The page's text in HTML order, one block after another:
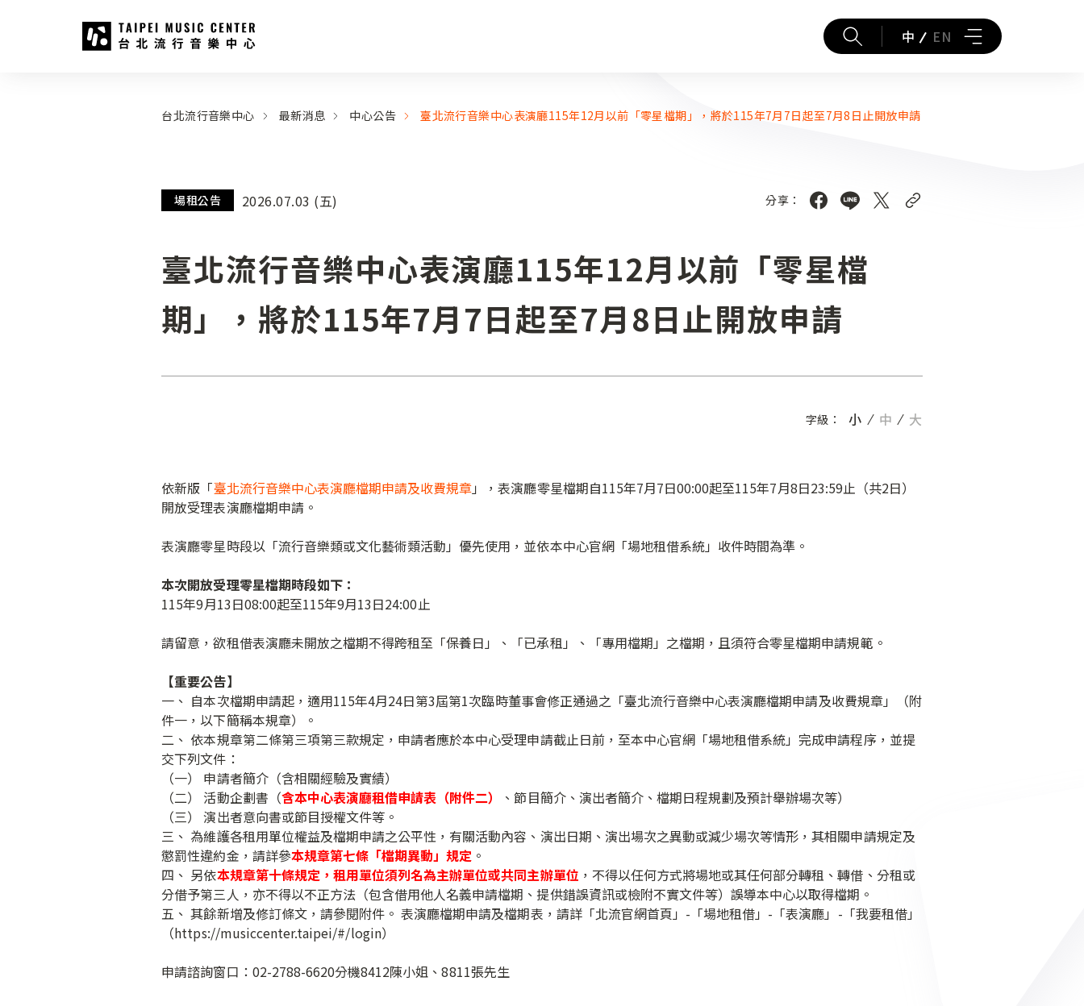
::: 中 EN
台北流行音樂中心 最新消息 中心公告 臺北流行音樂中心表演廳115年12月以前「零星檔期」，將於115年7月7日起至7月8日止開放申請
場租公告 2026.07.03 (五) 分享：
臺北流行音樂中心表演廳115年12月以前「零星檔
期」，將於115年7月7日起至7月8日止開放申請
字級： 小 中 大
依新版「臺北流行音樂中心表演廳檔期申請及收費規章」，表演廳零星檔期自115年7月7日00:00起至115年7月8日23:59止（共2日）
開放受理表演廳檔期申請。
表演廳零星時段以「流行音樂類或文化藝術類活動」優先使用，並依本中心官網「場地租借系統」收件時間為準。
本次開放受理零星檔期時段如下：
115年9月13日08:00起至115年9月13日24:00止
請留意，欲租借表演廳未開放之檔期不得跨租至「保養日」、「已承租」、「專用檔期」之檔期，且須符合零星檔期申請規範。
【重要公告】
一、 自本次檔期申請起，適用115年4月24日第3屆第1次臨時董事會修正通過之「臺北流行音樂中心表演廳檔期申請及收費規章」（附
件一，以下簡稱本規章）。
二、 依本規章第二條第三項第三款規定，申請者應於本中心受理申請截止日前，至本中心官網「場地租借系統」完成申請程序，並提
交下列文件：
（一） 申請者簡介（含相關經驗及實績）
（二） 活動企劃書（含本中心表演廳租借申請表（附件二）
、節目簡介、演出者簡介、檔期日程規劃及預計舉辦場次等）
（三） 演出者意向書或節目授權文件等。
三、 為維護各租用單位權益及檔期申請之公平性，有關活動內容、演出日期、演出場次之異動或減少場次等情形，其相關申請規定及
懲罰性違約金，請詳參本規章第七條「檔期異動」規定 。
四、 另依本規章第十條規定，租用單位須列名為主辦單位或共同主辦單位 ，不得以任何方式將場地或其任何部分轉租、轉借、分租或
分借予第三人，亦不得以不正方法（包含借用他人名義申請檔期、提供錯誤資訊或檢附不實文件等）誤導本中心以取得檔期。
五、 其餘新增及修訂條文，請參閱附件。 表演廳檔期申請及檔期表，請詳「北流官網首頁」-「場地租借」-「表演廳」-「我要租借」
（https://musiccenter.taipei/#/login）
申請諮詢窗口：02-2788-6620分機8412陳小姐、8811張先生